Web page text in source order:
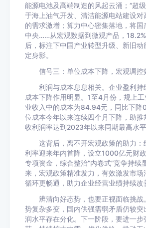
能源电池及高端制造的风起云涌；“超
于海上油气开发、清洁能源电站建设对
的需求激增；算力中心密集落地，将国
中央……从宏观数据到微观产品，
后，标注下中国产业转型升级、新旧动
定身影。
信号三：单位成本下降，宏观调控
利润与成本息息相关。企业盈利持
成本下降作用明显。1至4月份，规上
业收入中的成本为84.94元，同比下降
位成本今年以来连续四个月下降，助推
收利润率达到2023年以来同期最高水平
这背后，离不开宏观政策的助力：
利率迎来年内首降，设立1000亿元财
专项资金，综合整治“内卷式”竞争持
来，宏观政策精准发力，有效激发市场
循环更畅通，助力企业经营业绩持续改
辨清向好态势，也要正视面临挑战
势复杂多变，国内供强需弱矛盾仍较突
润水平存在分化。下一阶段，要进一步